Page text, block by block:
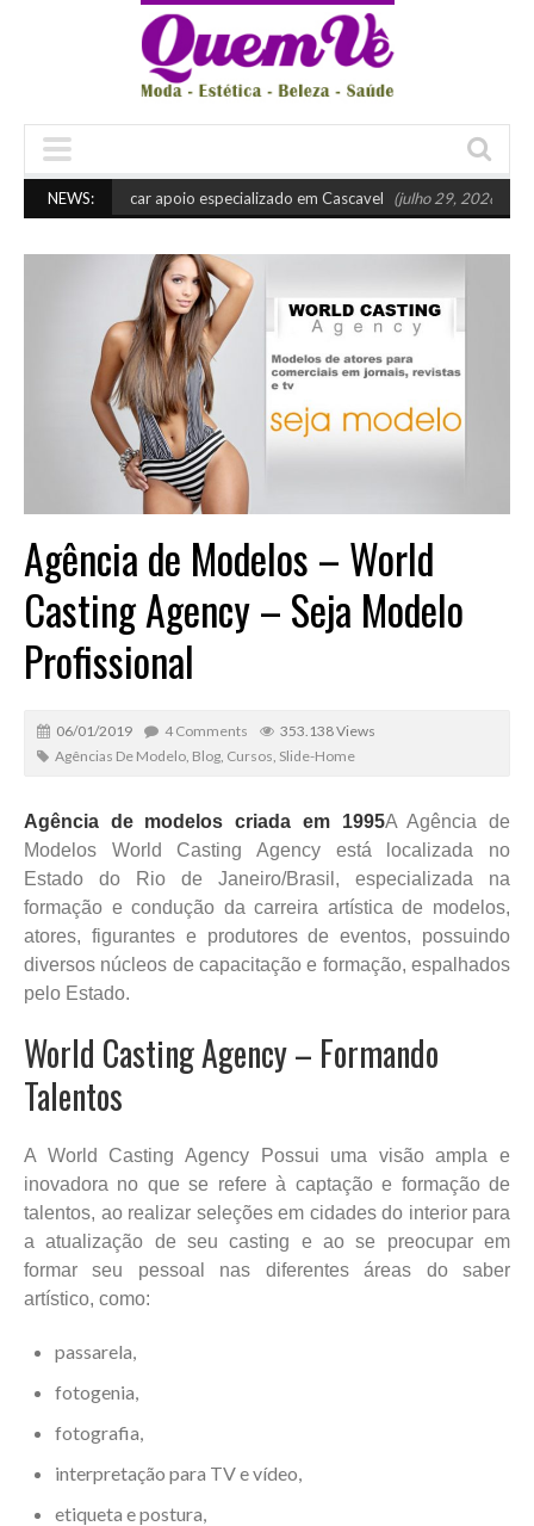
NEWS:
buscar apoio especializado em Cascavel (julho 29, 2026 10:45 am)
Agência de Modelos – World
Casting Agency – Seja Modelo
Profissional
06/01/2019 4 Comments
353.138 Views
Agências De Modelo Blog Cursos Slide-Home
Agência de modelos criada em 1995A Agência de
Modelos World Casting Agency está localizada no
Estado do Rio de Janeiro/Brasil, especializada na
formação e condução da carreira artística de modelos,
atores, figurantes e produtores de eventos, possuindo
diversos núcleos de capacitação e formação, espalhados
pelo Estado.
World Casting Agency – Formando
Talentos
A World Casting Agency Possui uma visão ampla e
inovadora no que se refere à captação e formação de
talentos, ao realizar seleções em cidades do interior para
a atualização de seu casting e ao se preocupar em
formar seu pessoal nas diferentes áreas do saber
artístico, como:
passarela,
fotogenia,
fotografia,
interpretação para TV e vídeo,
etiqueta e postura,